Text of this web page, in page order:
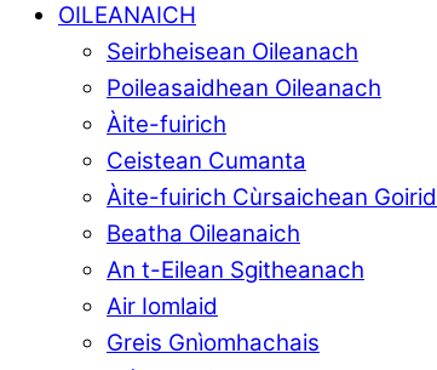
OILEANAICH
Seirbheisean Oileanach
Poileasaidhean Oileanach
Àite-fuirich
Ceistean Cumanta
Àite-fuirich Cùrsaichean Goirid
Beatha Oileanaich
An t-Eilean Sgitheanach
Air Iomlaid
Greis Gnìomhachais